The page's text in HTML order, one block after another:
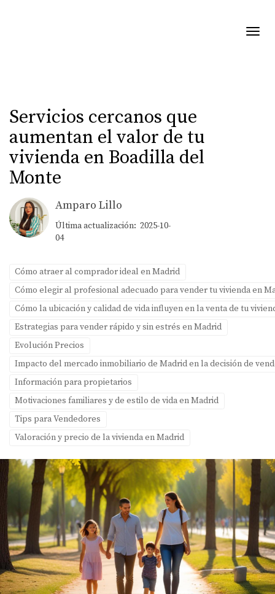
Servicios cercanos que
aumentan el valor de tu
vivienda en Boadilla del
Monte
Amparo Lillo
Última actualización: 2025-10-
04
Cómo atraer al comprador ideal en Madrid
Cómo elegir al profesional adecuado para vender tu vivienda en
Cómo la ubicación y calidad de vida influyen en la venta de tu
Estrategias para vender rápido y sin estrés en Madrid
Evolución Precios
Impacto del mercado inmobiliario de Madrid en la decisión de
Información para propietarios
Motivaciones familiares y de estilo de vida en Madrid
Tips para Vendedores
Valoración y precio de la vivienda en Madrid